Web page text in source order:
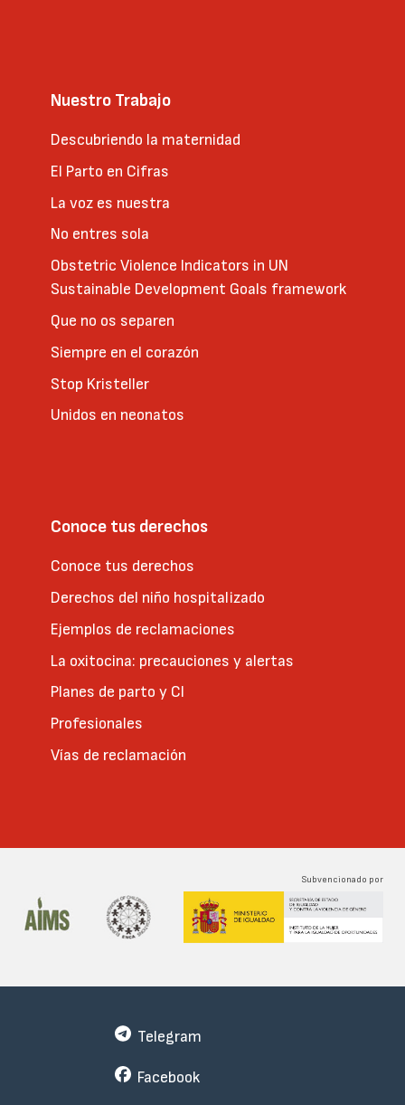
Nuestro Trabajo
Descubriendo la maternidad
El Parto en Cifras
La voz es nuestra
No entres sola
Obstetric Violence Indicators in UN
Sustainable Development Goals framework
Que no os separen
Siempre en el corazón
Stop Kristeller
Unidos en neonatos
Conoce tus derechos
Conoce tus derechos
Derechos del niño hospitalizado
Ejemplos de reclamaciones
La oxitocina: precauciones y alertas
Planes de parto y CI
Profesionales
Vías de reclamación
Subvencionado por
Telegram
Facebook